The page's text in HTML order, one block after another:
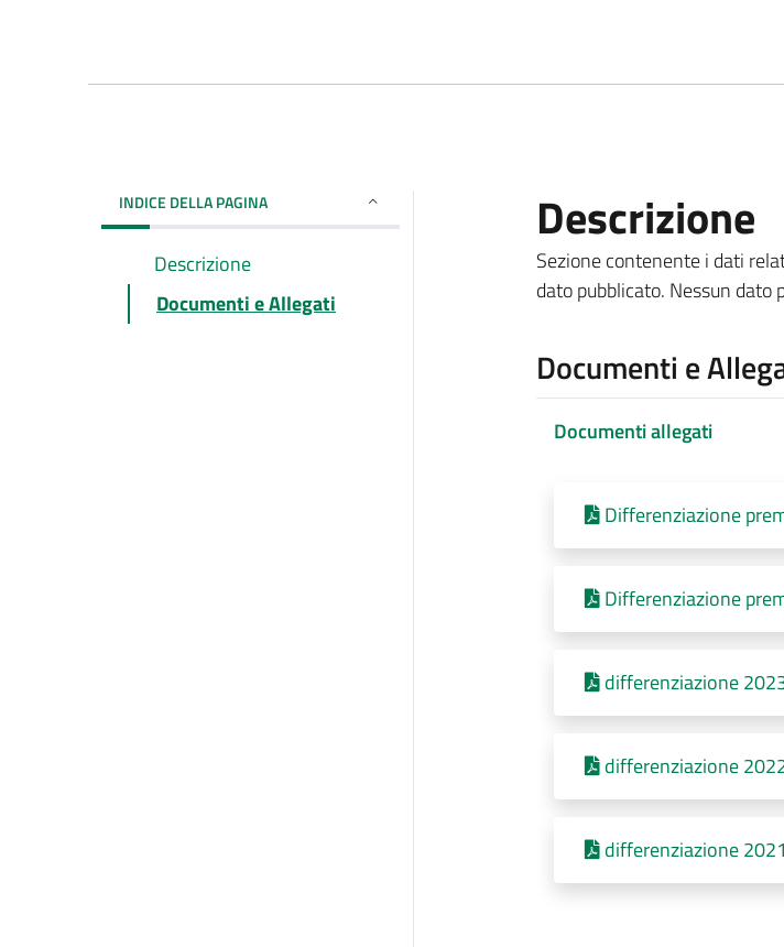
INDICE DELLA PAGINA
Descrizione
Documenti e Allegati
Descrizione
Sezione contenente i dati
dato pubblicato. Nessun dato
Documenti e
Documenti allegati
Differenziazione
Differenziazione
differenziazione
differenziazione
differenziazione